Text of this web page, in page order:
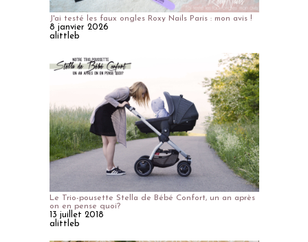
J'ai testé les faux ongles Roxy Nails Paris : mon avis !
8 janvier 2026
alittleb
Le Trio-pousette Stella de Bébé Confort, un an après
on en pense quoi?
13 juillet 2018
alittleb